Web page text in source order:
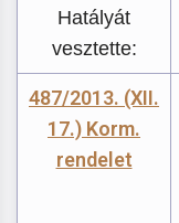
Hatályát
vesztette:
487/2013. (XII.
17.) Korm.
rendelet